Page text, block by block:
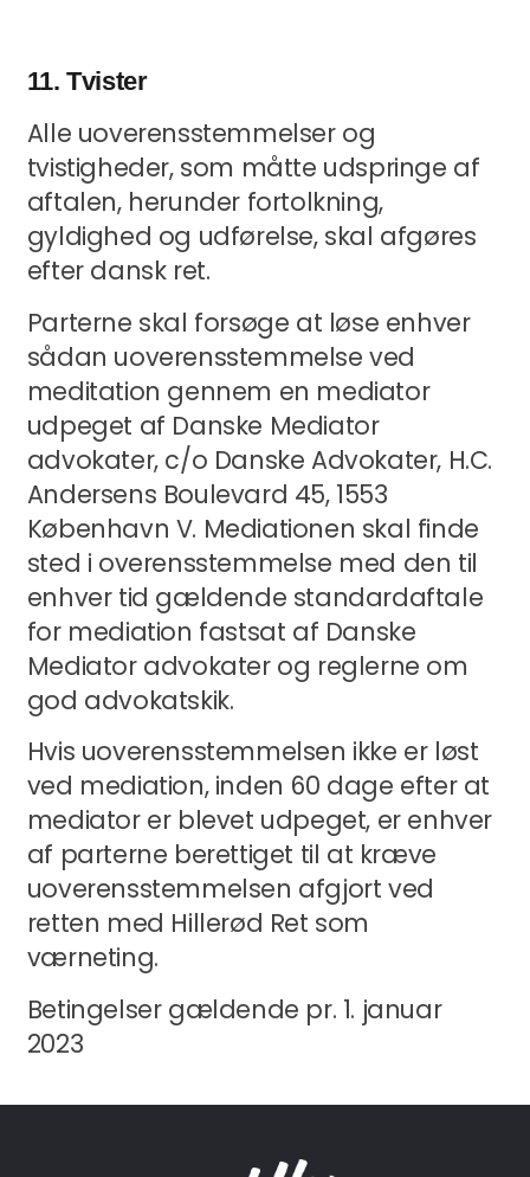
11. Tvister
Alle uoverensstemmelser og
tvistigheder, som måtte udspringe af
aftalen, herunder fortolkning,
gyldighed og udførelse, skal afgøres
efter dansk ret.
Parterne skal forsøge at løse enhver
sådan uoverensstemmelse ved
meditation gennem en mediator
udpeget af Danske Mediator
advokater, c/o Danske Advokater, H.C.
Andersens Boulevard 45, 1553
København V. Mediationen skal finde
sted i overensstemmelse med den til
enhver tid gældende standardaftale
for mediation fastsat af Danske
Mediator advokater og reglerne om
god advokatskik.
Hvis uoverensstemmelsen ikke er løst
ved mediation, inden 60 dage efter at
mediator er blevet udpeget, er enhver
af parterne berettiget til at kræve
uoverensstemmelsen afgjort ved
retten med Hillerød Ret som
værneting.
Betingelser gældende pr. 1. januar
2023